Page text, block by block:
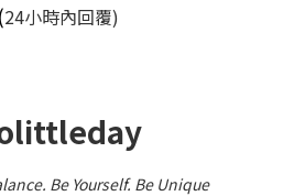
24小時內回覆)
Be Yourself.Be Unique